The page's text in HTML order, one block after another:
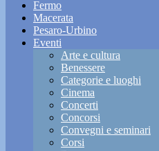
Fermo
Macerata
Pesaro-Urbino
Eventi
Arte e cultura
Benessere
Categorie e luoghi
Cinema
Concerti
Concorsi
Convegni e seminari
Corsi